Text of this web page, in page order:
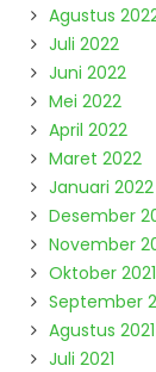
Agustus
Juli 2022
Juni 2022
Mei 2022
April 2022
Maret 2022
Januari 2022
Desember
November
Oktober 2021
September
Agustus 2021
Juli 2021